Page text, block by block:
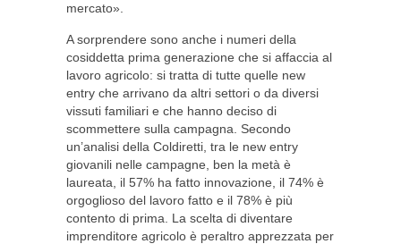
mercato».
A sorprendere sono anche i numeri della
cosiddetta prima generazione che si affaccia al
lavoro agricolo: si tratta di tutte quelle new
entry che arrivano da altri settori o da diversi
vissuti familiari e che hanno deciso di
scommettere sulla campagna. Secondo
un’analisi della Coldiretti, tra le new entry
giovanili nelle campagne, ben la metà è
laureata, il 57% ha fatto innovazione, il 74% è
orgoglioso del lavoro fatto e il 78% è più
contento di prima. La scelta di diventare
imprenditore agricolo è peraltro apprezzata per